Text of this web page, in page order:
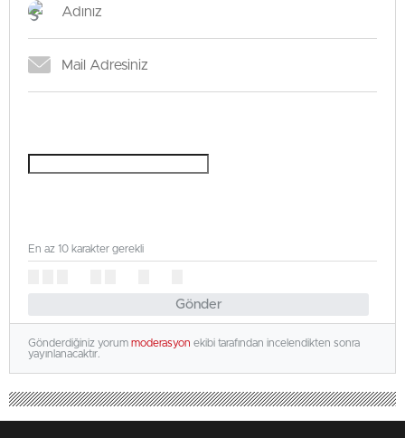
Gönder
En az 10 karakter gerekli
Gönderdiğiniz yorum moderasyon ekibi tarafından incelendikten sonra
yayınlanacaktır.